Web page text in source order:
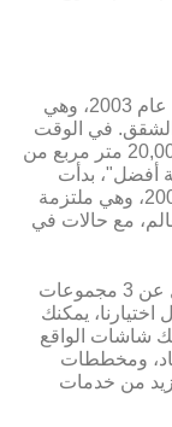
تأسست Myidea Furniture في عام 2003، وهي
في الوقت
الحاضر، لدينا أكثر من 20 مصممًا وأكثر من 20,000 متر مربع من
أفضل"، بدأت
الشركة في توسيع السوق العالمية في عام 2005، وهي ملتزمة
مع حالات في
نحن نطلق باستمرار ما لا يقل عن 3 مجموعات
يمكنك
شاشات الواقع
ومخططات
من خدمات